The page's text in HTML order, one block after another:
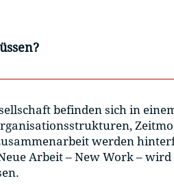
befinden sich in
werden
Arbeit – New Work – wird